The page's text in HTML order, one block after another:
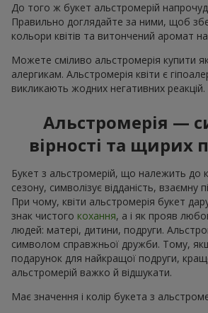
До того ж букет альстромерій напрочуд
Правильно доглядайте за ними, щоб
кольори квітів та витончений аромат
Можете сміливо альстромерія купити
алергикам. Альстромерія квіти є
викликають жодних негативних реакцій.
Альстромерія —
вірності та щирих
Букет з альстромерій, що належить до
сезону, символізує відданість, взаємну
При чому, квіти альстромерія букет
знак чистого кохання, а і як прояв
людей: матері, дитини, подруги.
символом справжньої дружби. Тому,
подарунок для найкращої подруги,
альстромерій важко й відшукати.
Має значення і колір букета з